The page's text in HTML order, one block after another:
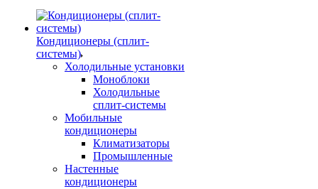
Кондиционеры (сплит-
системы)
Холодильные установки
Моноблоки
Холодильные
сплит-системы
Мобильные
кондиционеры
Климатизаторы
Промышленные
Настенные
кондиционеры